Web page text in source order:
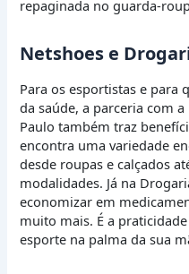
repaginada no guarda-
Netshoes e
Para os esportistas e para
da saúde, a parceria com
Paulo também traz
encontra uma variedade
desde roupas e calçados
modalidades. Já na
economizar em
muito mais. É a
esporte na palma da sua